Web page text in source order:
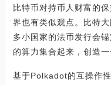
比特币对持币人财富的
界也有类似观点。比特
多小国家的法币发行会
的算力集合起来，创造一
基于Polkadot的互操作